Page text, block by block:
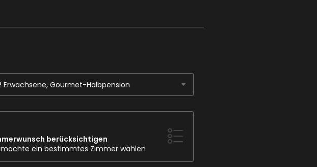
Erwachsene, Gourmet-Halbpension
berücksichtigen
ein bestimmtes Zimmer wählen